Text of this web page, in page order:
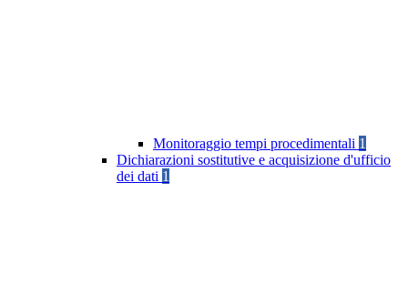
Monitoraggio tempi procedimentali 1
Dichiarazioni sostitutive e acquisizione d'ufficio
dei dati 1